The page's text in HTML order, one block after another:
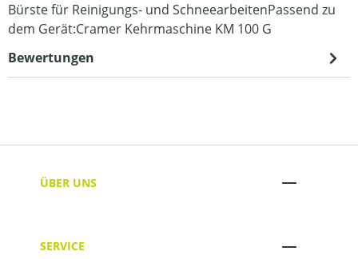
Bürste für Reinigungs- und SchneearbeitenPassend zu
dem Gerät:Cramer Kehrmaschine KM 100 G
Bewertungen
ÜBER UNS
SERVICE